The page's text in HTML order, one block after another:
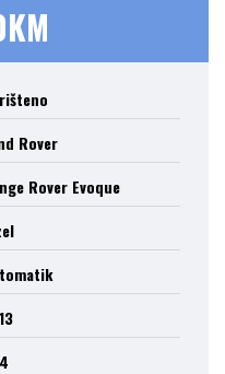
Rover
Rover Evoque